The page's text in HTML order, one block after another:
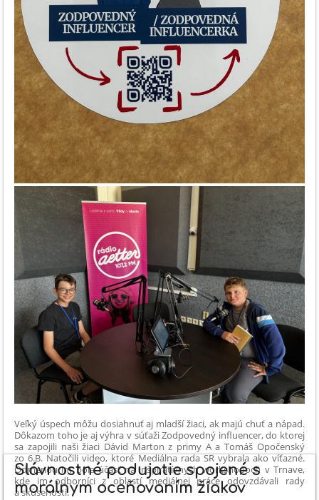
Veľký úspech môžu dosiahnuť aj mladší žiaci, ak majú chuť a nápad.
Dôkazom toho je aj výhra v súťaži Zodpovedný influencer, do ktorej
sa zapojili naši žiaci Dávid Marton z primy A a Tomáš Opočenský
zo 6.B. Natočili video, ktoré Mediálna rada SR vybrala ako víťazné.
Odmenou im bola účasť na inšpiratívnych workshopoch v Trnave,
kde im odborníci z oblastí mediálnej práce odovzdávali rady
a skúsenosti.
Slávnostné podujatie spojené s
morálnym oceňovaním žiakov